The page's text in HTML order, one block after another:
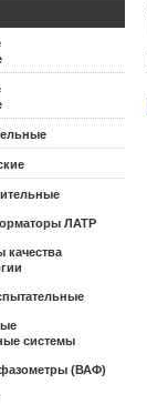
ЛАТР
качества
системы
(ВАФ)